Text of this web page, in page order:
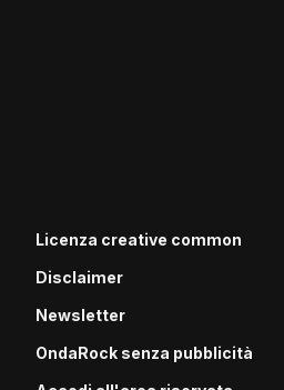
Licenza creative common
Disclaimer
Newsletter
OndaRock senza pubblicità